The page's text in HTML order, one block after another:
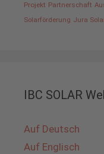
Projekt Partnerschaft
Solarförderung Jura
IBC SOLAR
Auf Deutsch
Auf Englisch